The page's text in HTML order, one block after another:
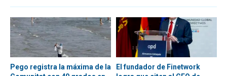
Pego registra la máxima de la
El fundador de Finetwork